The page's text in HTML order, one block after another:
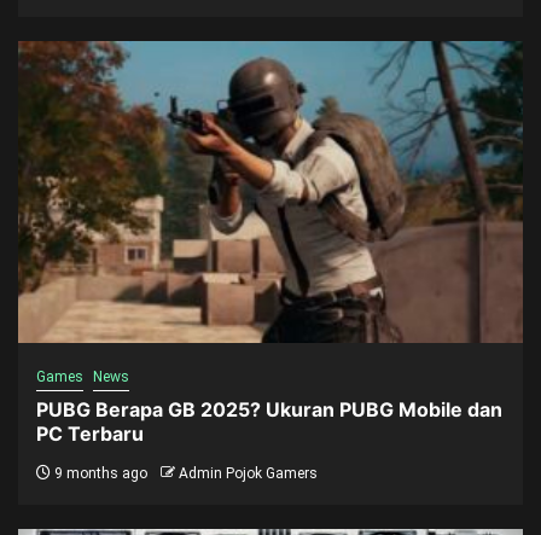
Games News
PUBG Berapa GB 2025? Ukuran PUBG Mobile dan
PC Terbaru
9 months ago Admin Pojok Gamers